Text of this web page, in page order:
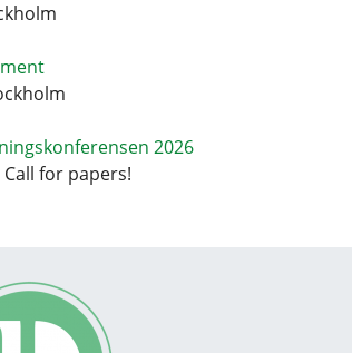
2026
for papers!